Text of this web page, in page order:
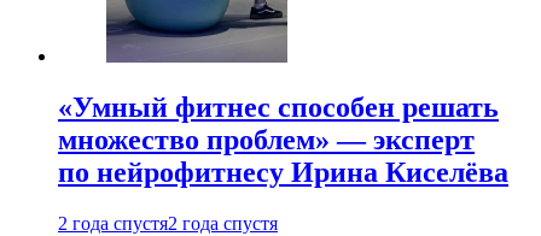
«Умный фитнес способен решать
множество проблем» — эксперт
по нейрофитнесу Ирина Киселёва
2 года спустя2 года спустя